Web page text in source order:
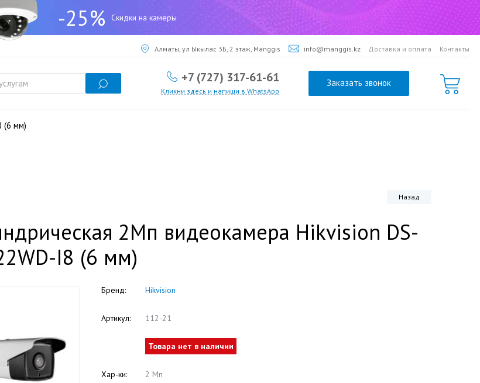
-25% Скидки на камеры
Алматы, ул Ыкылас 3Б, 2 этаж, Manggis info@manggis.kz Доставка и оплата Контакты
+7 (727) 317-61-61
Кликни здесь и напиши в WhatsApp
Заказать звонок
(6 мм)
Назад
2Мп видеокамера Hikvision DS-
I8 (6 мм)
Бренд: Hikvision
Артикул: 112-21
Товара нет в наличии
Хар-ки: 2 Мп